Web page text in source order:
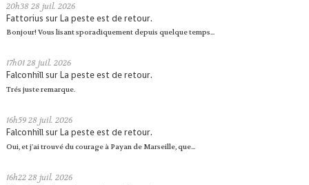
20h38 28 juil. 2026
Fattorius surLa peste est de retour.
Bonjour! Vous lisant sporadiquement depuis quelque temps...
17h01 28 juil. 2026
FalconhillsurLa peste est de retour.
Trés juste remarque.
16h59 28 juil. 2026
FalconhillsurLa peste est de retour.
Oui, et j'ai trouvé du courage à Payan de Marseille, que...
16h22 28 juil. 2026